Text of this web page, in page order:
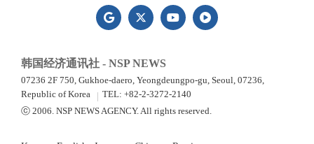
韩国经济通讯社 - NSP NEWS
07236 2F 750, Gukhoe-daero, Yeongdeungpo-gu, Seoul, 07236,
Republic of Korea
TEL: +82-2-3272-2140
ⓒ 2006. NSP NEWS AGENCY. All rights reserved.